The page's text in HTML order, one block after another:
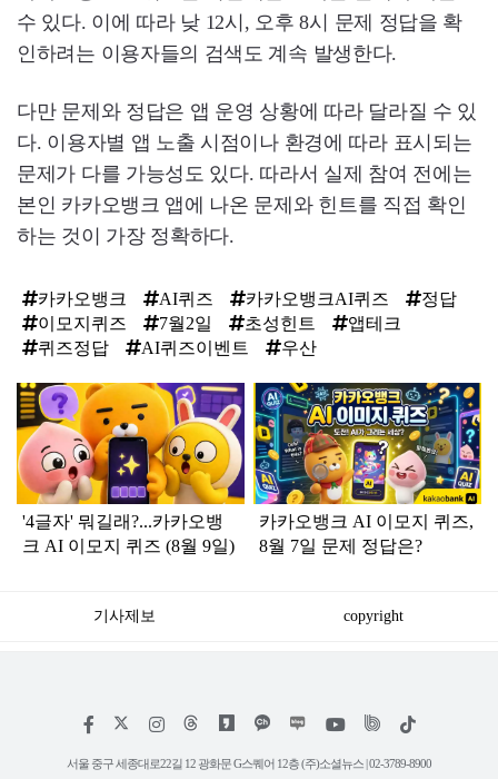
수 있다. 이에 따라 낮 12시, 오후 8시 문제 정답을 확
인하려는 이용자들의 검색도 계속 발생한다.
다만 문제와 정답은 앱 운영 상황에 따라 달라질 수 있
다. 이용자별 앱 노출 시점이나 환경에 따라 표시되는
문제가 다를 가능성도 있다. 따라서 실제 참여 전에는
본인 카카오뱅크 앱에 나온 문제와 힌트를 직접 확인
하는 것이 가장 정확하다.
카카오뱅크 AI퀴즈 카카오뱅크AI퀴즈
정답
이모지퀴즈
7월2일 초성힌트
앱테크
퀴즈정답
AI퀴즈이벤트 우산
탑
라
인
'4글자' 뭐길래?...카카오뱅
크 AI 이모지 퀴즈 (8월 9일)
카카오뱅크 AI 이모지 퀴즈,
8월 7일 문제 정답은?
기사제보 copyright
페
스
인
타
위
트
틱
서울 중구 세종대로22길 12 광화문 G스퀘어 12층 (주)소셜뉴스 | 02-3789-8900